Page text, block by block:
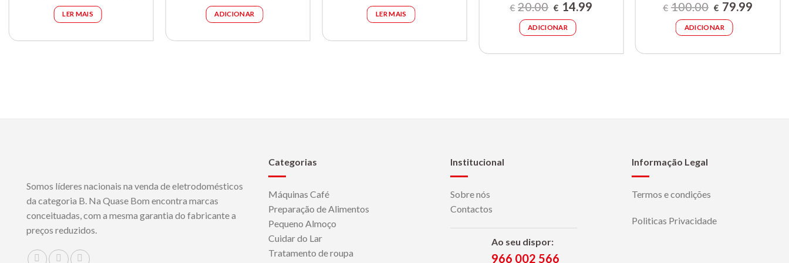
original
era:
€179.00.
LER MAIS
original
era:
€65.00.
ADICIONAR
original
era:
€120.00.
LER MAIS
€ 20.00 O
preço
original
era:
€20.00.
€ 14.99
ADICIONAR
€ 100.00 O
preço
original
era:
€100.00.
€ 79.99
ADICIONAR
Somos líderes nacionais na venda de eletrodomésticos
da categoria B. Na Quase Bom encontra marcas
conceituadas, com a mesma garantia do fabricante a
preços reduzidos.
Categorias
Máquinas Café
Preparação de Alimentos
Pequeno Almoço
Cuidar do Lar
Tratamento de roupa
Institucional
Sobre nós
Contactos
Ao seu dispor:
966 002 566
Informação Legal
Termos e condições
Politicas Privacidade